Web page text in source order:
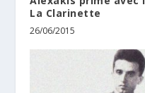
La Clarinette
26/06/2015